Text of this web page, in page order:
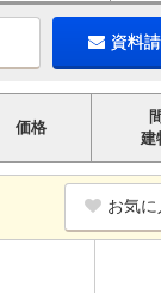
資料
価格
建
お気